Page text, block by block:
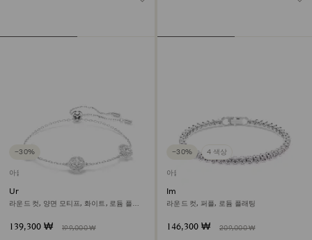
−30%
아울렛
Una Angelic 브레이슬릿
라운드 컷, 양면 모티프, 화이트, 로듐 플래
139,300 ₩ 199,000 ₩
−30% 4 색상
아울렛
Imber Emily Tennis 브레이슬릿
라운드 컷, 퍼플, 로듐 플래팅
146,300 ₩ 209,000 ₩